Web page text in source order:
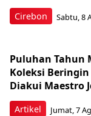
Cirebon Sabtu, 8
Artikel
Puluhan Tahun
Koleksi
Diakui Maestro
Jumat, 7